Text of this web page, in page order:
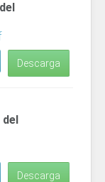
Descarga
del
Descarga